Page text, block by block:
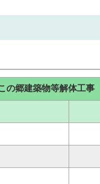
の郷建築物等解体工事